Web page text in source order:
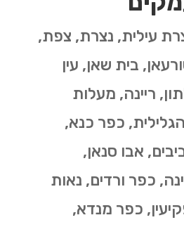
עילית, נצרת, צפת,
בית שאן, עין
ריינה, מעלות
כפר כנא,
אבו סנאן,
כפר ורדים, נאות
כפר מנדא,